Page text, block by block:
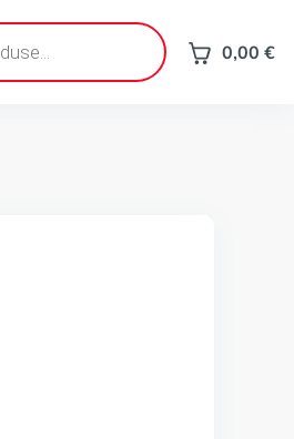
0,00 €